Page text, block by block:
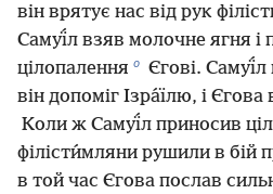
він врятує нас від рук
Самуї́л взяв молочне ягня і
цілопалення о Єгові.
він допоміг Ізра́їлю, і Єгова
Коли ж Самуї́л приносив
філісти́мляни рушили в бій
в той час Єгова послав